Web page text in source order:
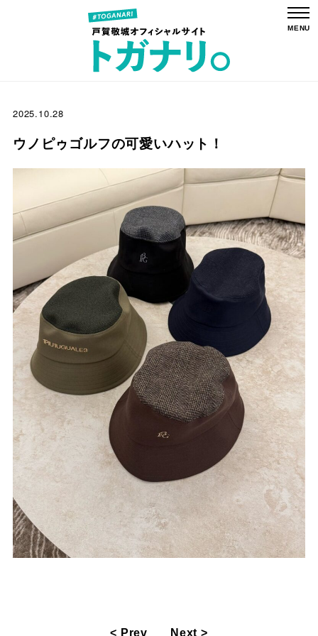
2025.10.28
ウノピゥゴルフの可愛いハット！
< Prev Next >